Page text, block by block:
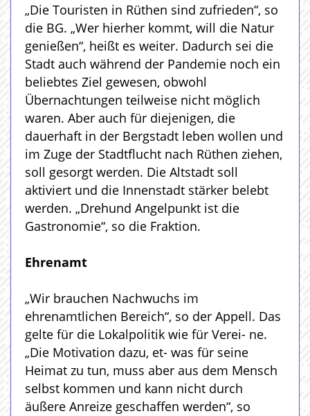
„Die Touristen in Rüthen sind zufrieden“, so
die BG. „Wer hierher kommt, will die Natur
genießen“, heißt es weiter. Dadurch sei die
Stadt auch während der Pandemie noch ein
beliebtes Ziel gewesen, obwohl
Übernachtungen teilweise nicht möglich
waren. Aber auch für diejenigen, die
dauerhaft in der Bergstadt leben wollen und
im Zuge der Stadtflucht nach Rüthen ziehen,
soll gesorgt werden. Die Altstadt soll
aktiviert und die Innenstadt stärker belebt
werden. „Drehund Angelpunkt ist die
Gastronomie“, so die Fraktion.
Ehrenamt
„Wir brauchen Nachwuchs im
ehrenamtlichen Bereich“, so der Appell. Das
gelte für die Lokalpolitik wie für Verei- ne.
„Die Motivation dazu, et- was für seine
Heimat zu tun, muss aber aus dem Mensch
selbst kommen und kann nicht durch
äußere Anreize geschaffen werden“, so